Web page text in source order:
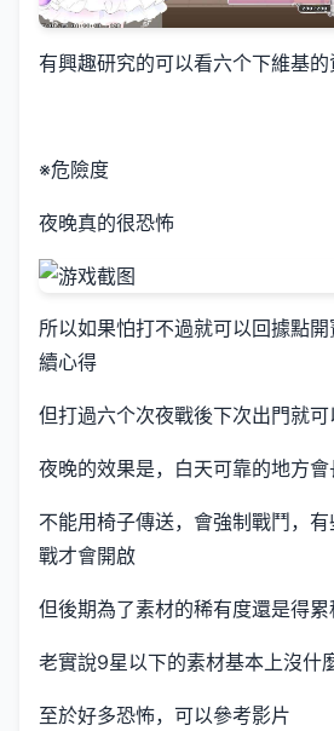
有興趣研究的可以看六个下維基的
※危險度
夜晚真的很恐怖
所以如果怕打不過就可以回據點
續心得
但打過六个次夜戰後下次出門就
夜晚的效果是，白天可靠的地方
不能用椅子傳送，會強制戰鬥，
戰才會開啟
但後期為了素材的稀有度還是得
老實說9星以下的素材基本上沒什
至於好多恐怖，可以參考影片